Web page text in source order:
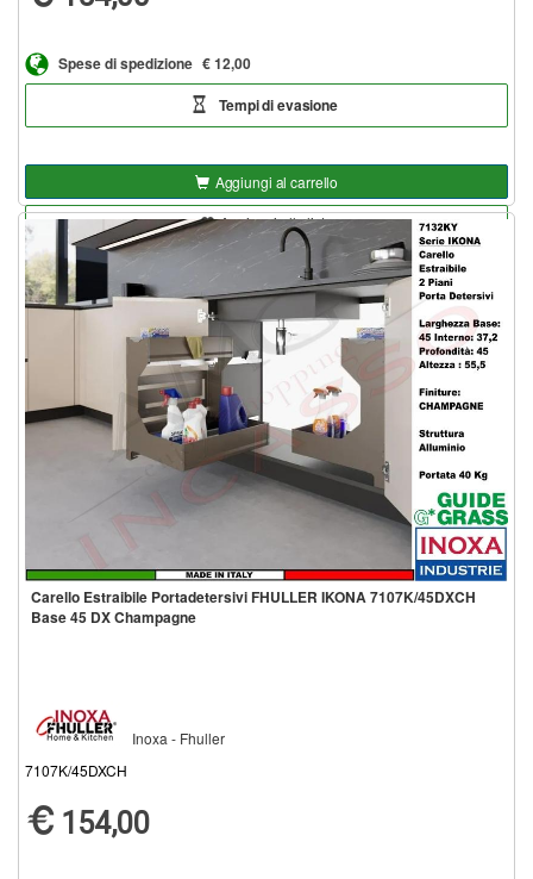
Spese di spedizione € 12,00
Tempi di evasione
Aggiungi al carrello
Aggiungi alla lista
Carello Estraibile Portadetersivi FHULLER IKONA 7107K/45DXCH
Base 45 DX Champagne
Inoxa - Fhuller
7107K/45DXCH
154,00